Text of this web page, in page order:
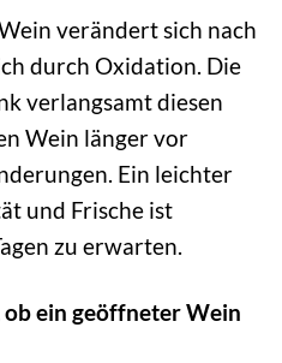
verändert sich nach
durch Oxidation. Die
verlangsamt diesen
Wein länger vor
Ein leichter
und Frische ist
zu erwarten.
ein geöffneter Wein